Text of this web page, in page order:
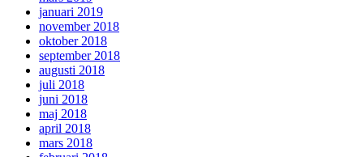
januari 2019
november 2018
oktober 2018
september 2018
augusti 2018
juli 2018
juni 2018
maj 2018
april 2018
mars 2018